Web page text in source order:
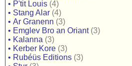
• P'tit Louis (4)
• Stang Alar (4)
• Ar Granenn (3)
• Emglev Bro an Oriant (3)
• Kalanna (3)
• Kerber Kore (3)
• Rubéüs Editions (3)